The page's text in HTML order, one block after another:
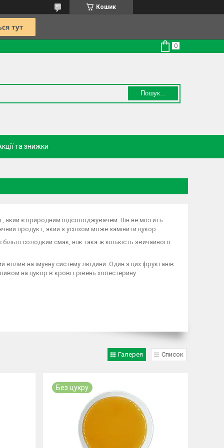
Кошик
Пошук...
та знижки
який є природним підсолоджувачем. Він не містить
продукт, який з успіхом може замінити цукор.
більш солодкий смак, ніж така ж кількість звичайного
вплив на імунну систему людини. Один з цих фруктанів
на цукор в крові і рівень холестерину.
Галерея Список
Без цукру